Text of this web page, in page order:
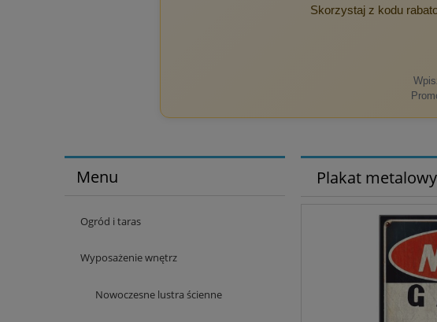
Skorzystaj z kodu
Menu
Ogród i taras
Wyposażenie wnętrz
Nowoczesne lustra ścienne
Plakat